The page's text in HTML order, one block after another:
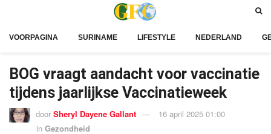
VOORPAGINA SURINAME LIFESTYLE NEDERLAND
BOG vraagt aandacht voor vaccinatie
tijdens jaarlijkse Vaccinatieweek
door Sheryl Dayene Gallant
16 april 2025 01:00
in Gezondheid